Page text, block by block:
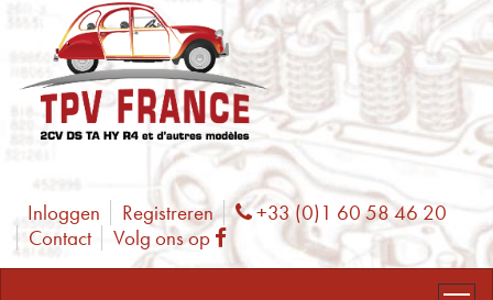
Inloggen Registreren Phone
+33 (0)1 60 58 46 20
Contact
Volg ons op Facebook